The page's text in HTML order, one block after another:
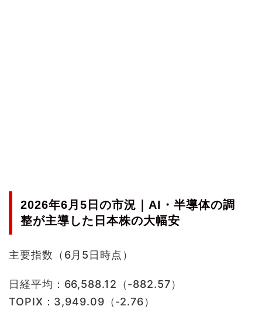
2026年6月5日の市況｜AI・半導体の調
整が主導した日本株の大幅安
主要指数（6月5日時点）
日経平均：66,588.12（-882.57）
TOPIX：3,949.09（-2.76）